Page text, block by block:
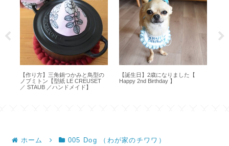
【作り方】三角鍋つかみと鳥型の
ノブミトン【型紙 LE CREUSET
／ STAUB ／ハンドメイド】
【誕生日】2歳になりました【
Happy 2nd Birthday 】
ホーム 005 Dog （わが家のチワワ）